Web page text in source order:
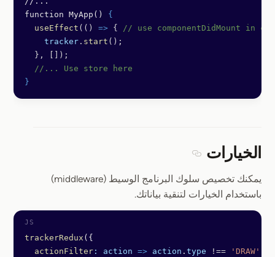
function MyApp() {
  useEffect
(() => { // use componentDidMount in
    tracker
. start ();
  }, []);
  //... Use store here
}
الخيارات
يمكنك تخصيص سلوك البرنامج الوسيط (middleware)
باستخدام الخيارات لتنقية بياناتك.
trackerRedux ({
  actionFilter
: action => action . type !== 'DRAW'